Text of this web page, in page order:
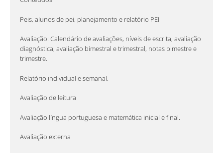
Peis, alunos de pei, planejamento e relatório PEI
Avaliação: Calendário de avaliações, níveis de escrita, avaliação
diagnóstica, avaliação bimestral e trimestral, notas bimestre e
trimestre.
Relatório individual e semanal.
Avaliação de leitura
Avaliação língua portuguesa e matemática inicial e final.
Avaliação externa